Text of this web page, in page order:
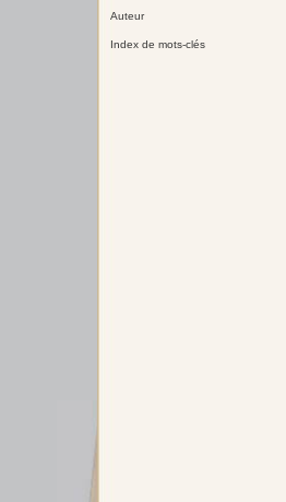
Auteur
Index de mots-clés